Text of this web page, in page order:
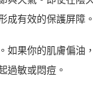
成有效的保護屏障
如果你的肌膚偏
過敏或悶痘。